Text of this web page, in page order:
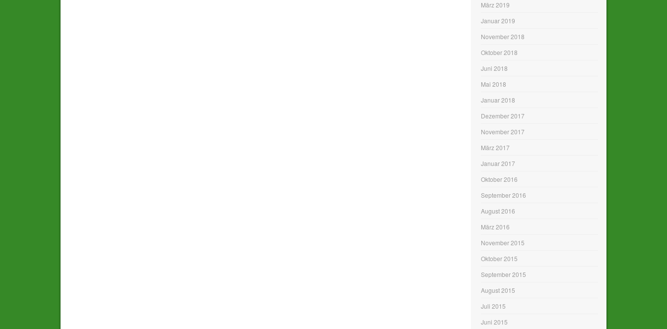
März 2019
Januar 2019
November 2018
Oktober 2018
Juni 2018
Mai 2018
Januar 2018
Dezember 2017
November 2017
März 2017
Januar 2017
Oktober 2016
September 2016
August 2016
März 2016
November 2015
Oktober 2015
September 2015
August 2015
Juli 2015
Juni 2015